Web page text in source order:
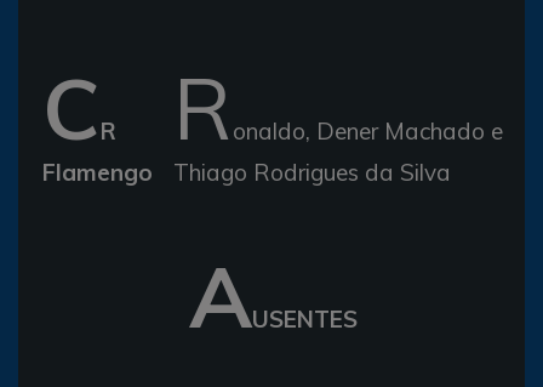
CR
Flamengo
Ronaldo, Dener Machado e
Thiago Rodrigues da Silva
AUSENTES